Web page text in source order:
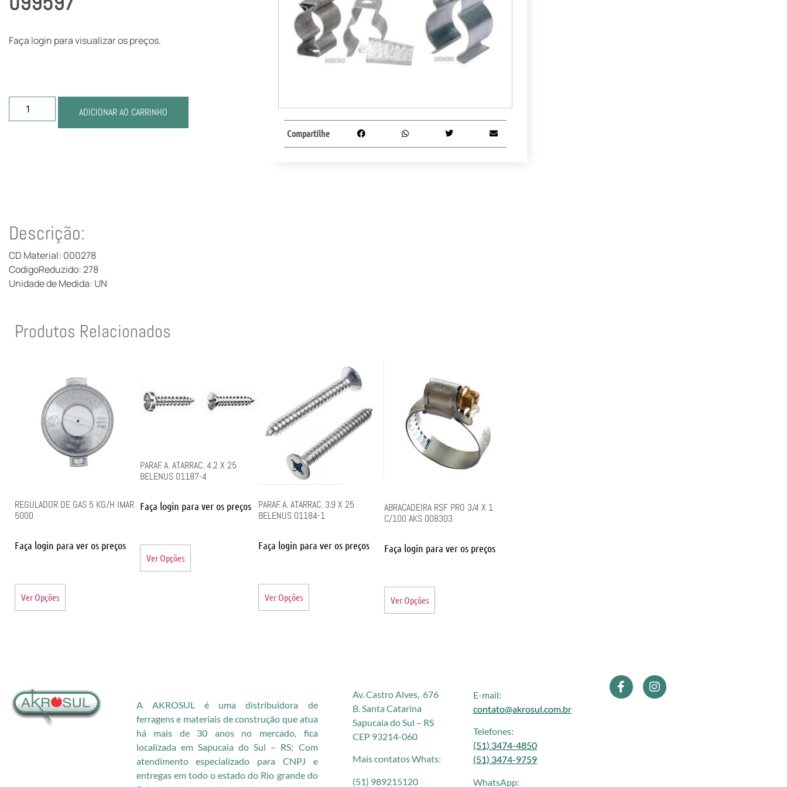
Faça login para visualizar os preços.
ADICIONAR AO CARRINHO
Compartilhe
Descrição:
CD Material: 000278
CodigoReduzido: 278
Unidade de Medida: UN
Produtos Relacionados
REGULADOR DE GAS 5 KG/H IMAR
5000
Faça login para ver os preços
Ver Opções
PARAF. A. ATARRAC. 4.2 X 25
BELENUS 01187-4
Faça login para ver os preços
Ver Opções
PARAF. A. ATARRAC. 3.9 X 25
BELENUS 01184-1
Faça login para ver os preços
Ver Opções
ABRACADEIRA RSF PRO 3/4 X 1
C/100 AKS 008303
Faça login para ver os preços
Ver Opções
A AKROSUL é uma distribuidora de
ferragens e materiais de construção que atua
há mais de 30 anos no mercado, fica
localizada em Sapucaia do Sul – RS; Com
atendimento especializado para CNPJ e
entregas em todo o estado do Rio grande do
Av. Castro Alves, 676
B. Santa Catarina
Sapucaia do Sul – RS
CEP 93214-060
Mais contatos Whats:
(51) 989215120
E-mail:
contato@akrosul.com.br
Telefones:
(51) 3474-4850
(51) 3474-9759
WhatsApp: